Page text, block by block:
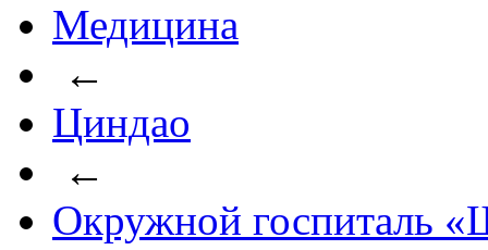
Медицина
←
Циндао
←
Окружной госпиталь